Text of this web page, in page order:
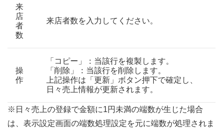
来
店
者
数
来店者数を入力してください。
操
作
「コピー」：当該行を複製します。
「削除」：当該行を削除します。
上記操作は「更新」ボタン押下で確定し、
日々売上情報が更新されます。
※日々売上の登録で金額に1円未満の端数が生じた場合
は、表示設定画面の端数処理設定を元に端数が処理されま